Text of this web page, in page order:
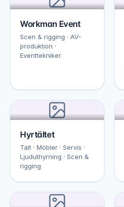
Workman Event
Scen & rigging · AV-
produktion ·
Eventtekniker
Hyrtältet
Tält · Möbler · Servis ·
Ljuduthyrning · Scen &
rigging